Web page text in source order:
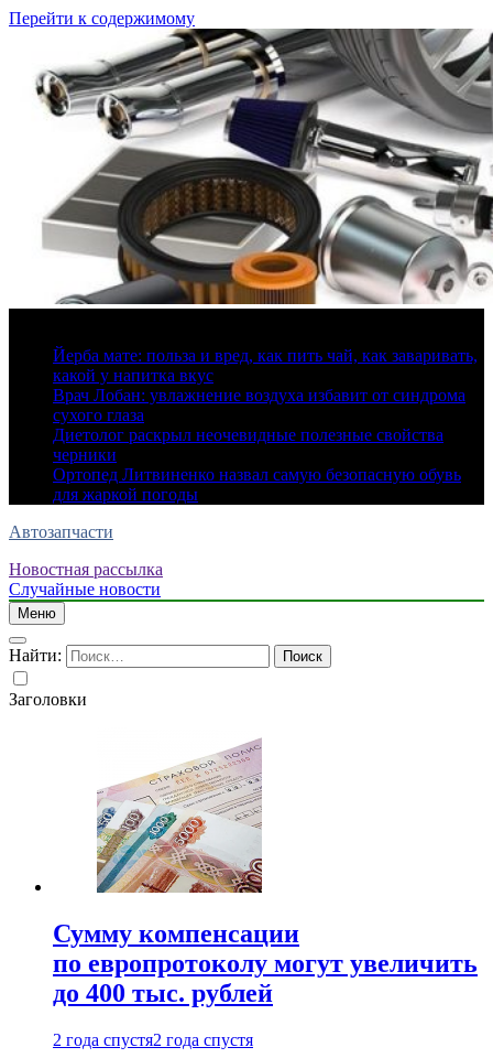
Перейти к содержимому
Йерба мате: польза и вред, как пить чай, как заваривать,
какой у напитка вкус
Врач Лобан: увлажнение воздуха избавит от синдрома
сухого глаза
Диетолог раскрыл неочевидные полезные свойства
черники
Ортопед Литвиненко назвал самую безопасную обувь
для жаркой погоды
Автозапчасти
Новостная рассылка
Случайные новости
Меню
Найти:
Заголовки
Сумму компенсации
по европротоколу могут увеличить
до 400 тыс. рублей
2 года спустя2 года спустя